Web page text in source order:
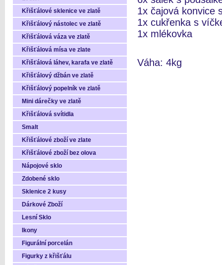
Křišťálové sklenice ve zlatě
Křišťálový nástolec ve zlatě
Křišťálová váza ve zlatě
Křišťálová mísa ve zlate
Křišťálová láhev, karafa ve zlatě
Křišťálový džbán ve zlatě
Křišťálový popelník ve zlatě
Mini dárečky ve zlatě
Křišťálová svítidla
Smalt
Křišťálové zboží ve zlate
Křišťálové zboží bez olova
Nápojové sklo
Zdobené sklo
Sklenice 2 kusy
Dárkové Zboží
Lesní Sklo
Ikony
Figurální porcelán
Figurky z křišťálu
1x čajová konvice
1x cukřenka s
1x mlékovka
Váha: 4kg